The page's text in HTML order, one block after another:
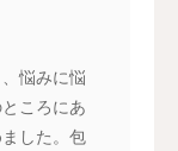
悩みに悩
ころにあ
した。包